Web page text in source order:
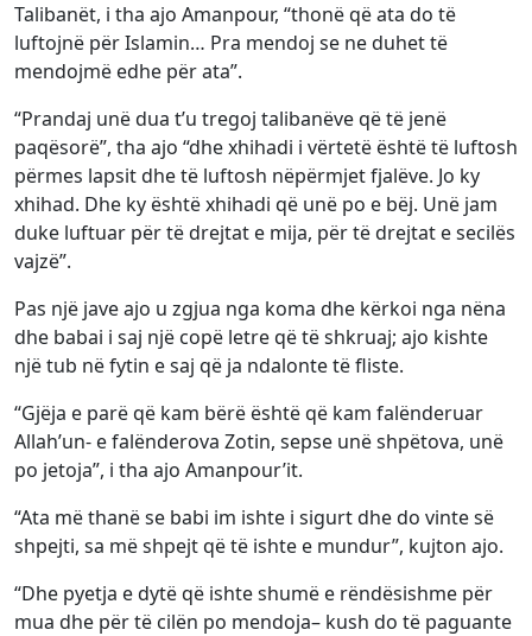
Talibanët, i tha ajo Amanpour, “thonë që ata do të
luftojnë për Islamin… Pra mendoj se ne duhet të
mendojmë edhe për ata”.
“Prandaj unë dua t’u tregoj talibanëve që të jenë
paqësorë”, tha ajo “dhe xhihadi i vërtetë është të luftosh
përmes lapsit dhe të luftosh nëpërmjet fjalëve. Jo ky
xhihad. Dhe ky është xhihadi që unë po e bëj. Unë jam
duke luftuar për të drejtat e mija, për të drejtat e secilës
vajzë”.
Pas një jave ajo u zgjua nga koma dhe kërkoi nga nëna
dhe babai i saj një copë letre që të shkruaj; ajo kishte
një tub në fytin e saj që ja ndalonte të fliste.
“Gjëja e parë që kam bërë është që kam falënderuar
Allah’un- e falënderova Zotin, sepse unë shpëtova, unë
po jetoja”, i tha ajo Amanpour’it.
“Ata më thanë se babi im ishte i sigurt dhe do vinte së
shpejti, sa më shpejt që të ishte e mundur”, kujton ajo.
“Dhe pyetja e dytë që ishte shumë e rëndësishme për
mua dhe për të cilën po mendoja– kush do të paguante